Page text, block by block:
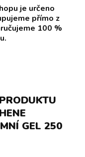
je určeno
přímo z
100 %
GEL 250